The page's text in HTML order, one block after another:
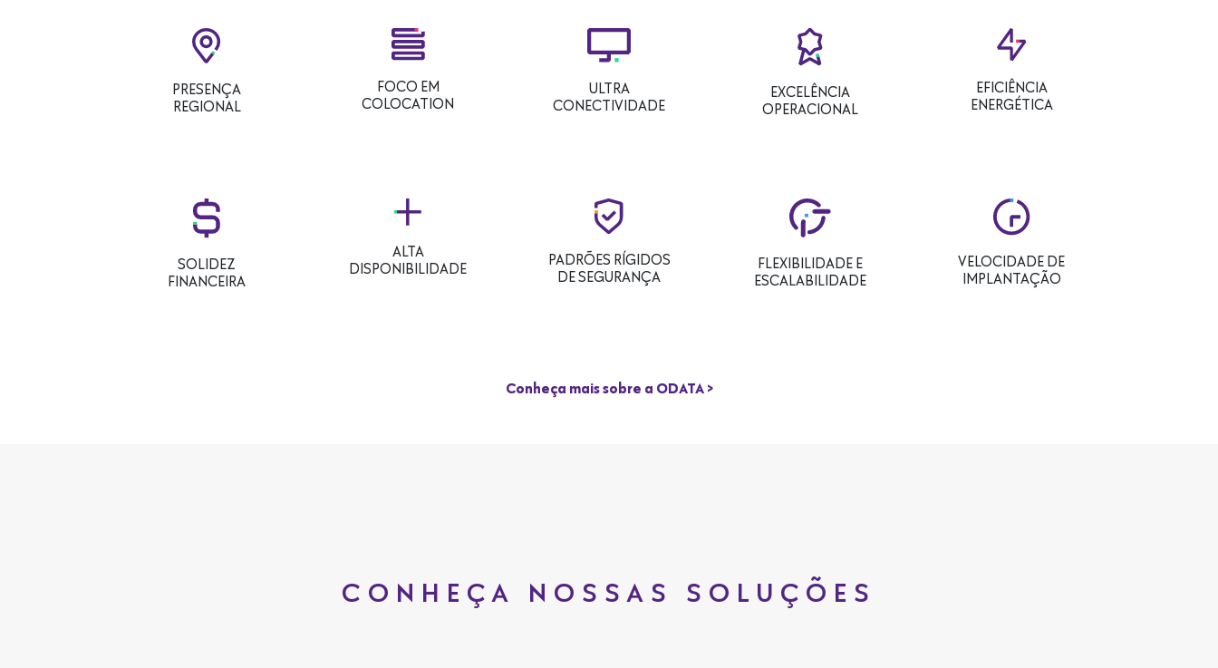
PRESENÇA
REGIONAL
FOCO EM
COLOCATION
ULTRA
CONECTIVIDADE
EXCELÊNCIA
OPERACIONAL
EFICIÊNCIA
ENERGÉTICA
SOLIDEZ
FINANCEIRA
ALTA
DISPONIBILIDADE
PADRÕES RÍGIDOS
DE SEGURANÇA
FLEXIBILIDADE E
ESCALABILIDADE
VELOCIDADE DE
IMPLANTAÇÃO
Conheça mais sobre a ODATA >
CONHEÇA NOSSAS SOLUÇÕES